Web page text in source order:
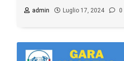
admin Luglio 17, 2024 0